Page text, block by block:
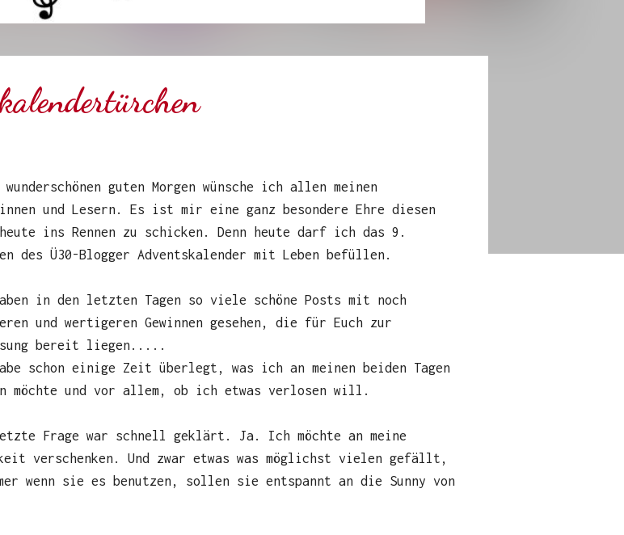
wunderschönen guten Morgen wünsche ich allen meinen
und Lesern. Es ist mir eine ganz besondere Ehre diesen
ins Rennen zu schicken. Denn heute darf ich das 9.
des Ü30-Blogger Adventskalender mit Leben befüllen.
in den letzten Tagen so viele schöne Posts mit noch
und wertigeren Gewinnen gesehen, die für Euch zur
bereit liegen.....
schon einige Zeit überlegt, was ich an meinen beiden Tagen
möchte und vor allem, ob ich etwas verlosen will.
Frage war schnell geklärt. Ja. Ich möchte an meine
verschenken. Und zwar etwas was möglichst vielen gefällt,
wenn sie es benutzen, sollen sie entspannt an die Sunny von